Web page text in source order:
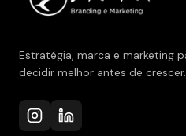
Estratégia, marca e marketing
decidir melhor antes de crescer.